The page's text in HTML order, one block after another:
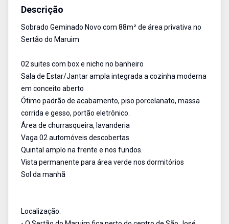
Descrição
Sobrado Geminado Novo com 88m² de área privativa no
Sertão do Maruim
02 suites com box e nicho no banheiro
Sala de Estar/Jantar ampla integrada a cozinha moderna
em conceito aberto
Ótimo padrão de acabamento, piso porcelanato, massa
corrida e gesso, portão eletrônico.
Área de churrasqueira, lavanderia
Vaga 02 automóveis descobertas
Quintal amplo na frente e nos fundos.
Vista permanente para área verde nos dormitórios
Sol da manhã
Localização: